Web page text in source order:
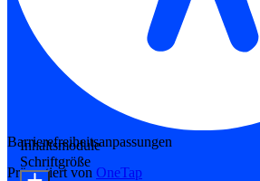
Barrierefreiheitsanpassungen
Präsentiert von OneTap
Inhaltsmodule
Schriftgröße